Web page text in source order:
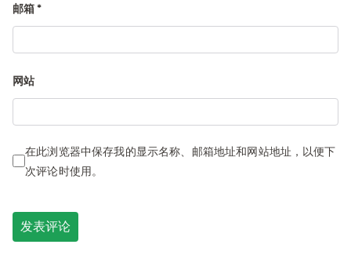
邮箱*
网站
在此浏览器中保存我的显示名称、邮箱地址和网站地址，以便下
次评论时使用。